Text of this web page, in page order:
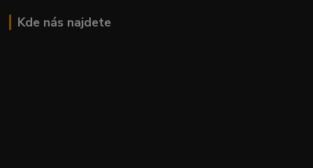
Kde nás najdete